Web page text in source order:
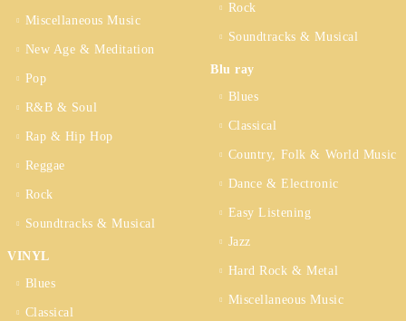
Miscellaneous Music
New Age & Meditation
Pop
R&B & Soul
Rap & Hip Hop
Reggae
Rock
Soundtracks & Musical
VINYL
Blues
Classical
Rock
Soundtracks & Musical
Blu ray
Blues
Classical
Country, Folk & World Music
Dance & Electronic
Easy Listening
Jazz
Hard Rock & Metal
Miscellaneous Music